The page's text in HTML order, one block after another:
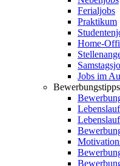
Ferialjobs
Praktikum
Home-
Jobs im
Bewerbungstipps
Lebenslauf